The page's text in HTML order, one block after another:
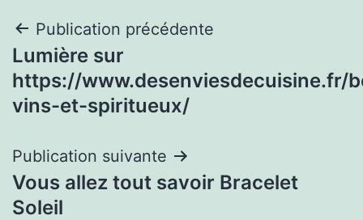
Navigation
de
l’article
Publication précédente
Lumière sur
https://www.desenviesdecuisine.fr/
vins-et-spiritueux/
Publication suivante
Vous allez tout savoir Bracelet
Soleil